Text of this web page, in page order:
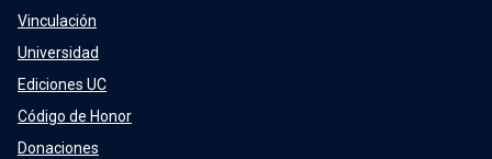
Vinculación
Universidad
Ediciones UC
Código de Honor
Donaciones